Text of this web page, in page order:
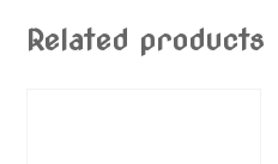
Related products